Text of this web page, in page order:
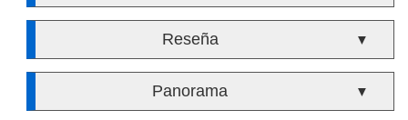
Reseña ▼
Panorama ▼